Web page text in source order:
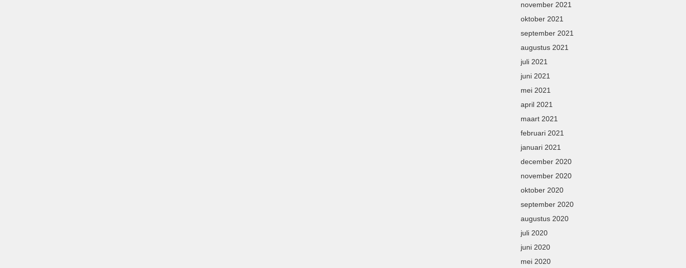
november 2021
oktober 2021
september 2021
augustus 2021
juli 2021
juni 2021
mei 2021
april 2021
maart 2021
februari 2021
januari 2021
december 2020
november 2020
oktober 2020
september 2020
augustus 2020
juli 2020
juni 2020
mei 2020